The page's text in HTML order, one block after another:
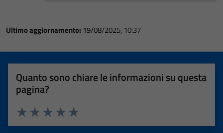
Ultimo aggiornamento: 19/08/2025, 10:37
Quanto sono chiare le informazioni su questa
pagina?
Valuta 5 stelle su 5
Valuta 4 stelle su 5
Valuta 3 stelle su 5
Valuta 2 stelle su 5
Valuta 1 stelle su 5